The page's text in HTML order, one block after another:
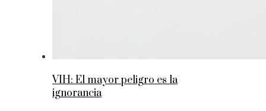
VIH: El mayor peligro es la
ignorancia